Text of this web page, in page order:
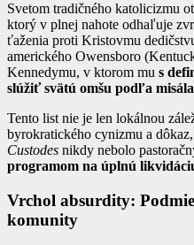
Svetom tradičného katolicizmu
ktorý v plnej nahote odhaľuje
ťaženia proti Kristovmu
amerického Owensboro
Kennedymu, v ktorom mu s
slúžiť svätú omšu podľa
Tento list nie je len lokálnou
byrokratického cynizmu a
Custodes nikdy nebolo
programom na úplnú
Vrchol absurdity:
komunity